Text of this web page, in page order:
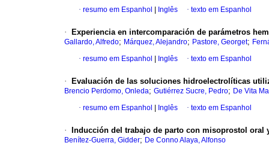
· resumo em Espanhol Inglês · texto em Espanhol
· Experiencia en intercomparación de parámetros
Gallardo, Alfredo; Márquez, Alejandro; Pastore, Georget;
· resumo em Espanhol Inglês · texto em Espanhol
· Evaluación de las soluciones hidroelectrolíticas
Brencio Perdomo, Onleda; Gutiérrez Sucre, Pedro; De Vita
· resumo em Espanhol Inglês · texto em Espanhol
· Inducción del trabajo de parto con misoprostol oral
Benítez-Guerra, Gidder; De Conno Alaya, Alfonso